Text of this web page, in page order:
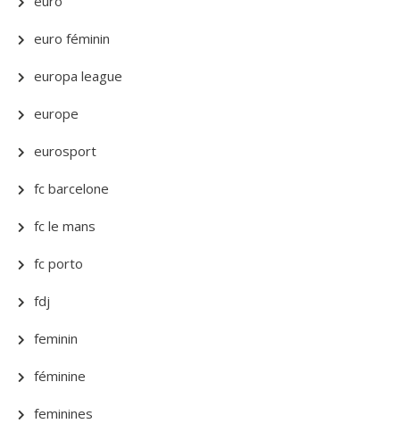
euro féminin
europa league
europe
eurosport
fc barcelone
fc le mans
fc porto
fdj
feminin
féminine
feminines